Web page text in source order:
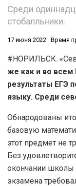
Среди
стобалльники.
17 июня 2022 Время
#НОРИЛЬСК.
же как и во всем
результаты ЕГЭ
языку. Среди
Обнародованы
базовую
этот предмет не
Без
окончании школы
экзамена